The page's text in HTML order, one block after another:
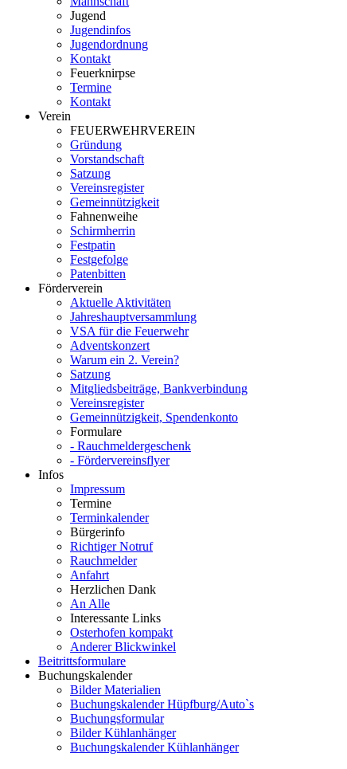
Jugend
Jugendinfos
Jugendordnung
Kontakt
Feuerknirpse
Termine
Kontakt
Verein
FEUERWEHRVEREIN
Gründung
Vorstandschaft
Satzung
Vereinsregister
Gemeinnützigkeit
Fahnenweihe
Schirmherrin
Festpatin
Festgefolge
Patenbitten
Förderverein
Aktuelle Aktivitäten
Jahreshauptversammlung
VSA für die Feuerwehr
Adventskonzert
Warum ein 2. Verein?
Satzung
Mitgliedsbeiträge, Bankverbindung
Vereinsregister
Gemeinnützigkeit, Spendenkonto
Formulare
- Rauchmeldergeschenk
- Fördervereinsflyer
Infos
Impressum
Termine
Terminkalender
Bürgerinfo
Richtiger Notruf
Rauchmelder
Anfahrt
Herzlichen Dank
An Alle
Interessante Links
Osterhofen kompakt
Anderer Blickwinkel
Beitrittsformulare
Buchungskalender
Bilder Materialien
Buchungskalender Hüpfburg/Auto`s
Buchungsformular
Bilder Kühlanhänger
Buchungskalender Kühlanhänger